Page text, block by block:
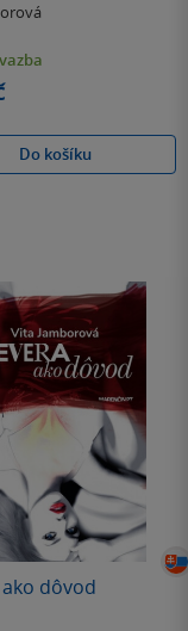
Do košíku
dôvod